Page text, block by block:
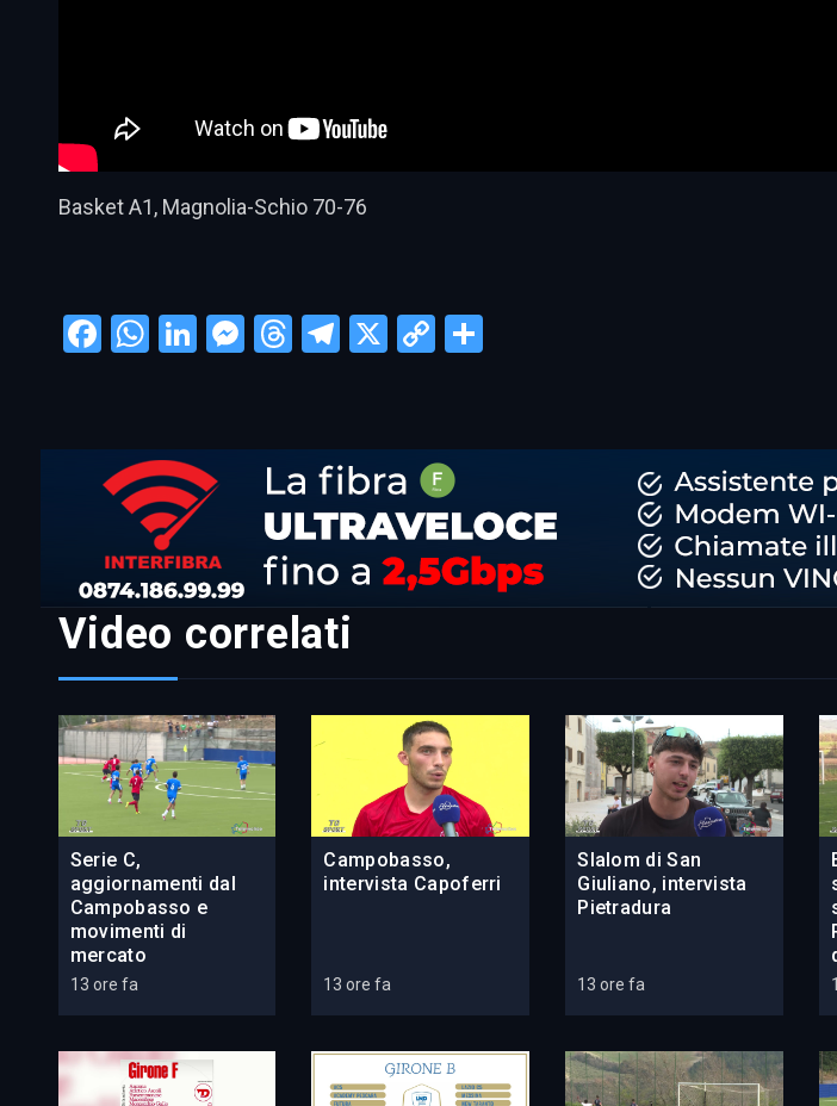
Basket A1, Magnolia-Schio 70-76
Facebook
WhatsApp
LinkedIn
Messenger
Threads
Telegram
X CopyCondividi
Video correlati
Serie C,
aggiornamenti dal
Campobasso e
movimenti di
mercato
13 ore fa
Campobasso,
intervista Capoferri
13 ore fa
Slalom di San
Giuliano, intervista
Pietradura
13 ore fa